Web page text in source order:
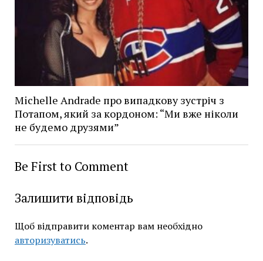
Michelle Andrade про випадкову зустріч з
Потапом, який за кордоном: “Ми вже ніколи
не будемо друзями”
Be First to Comment
Залишити відповідь
Щоб відправити коментар вам необхідно
авторизуватись.